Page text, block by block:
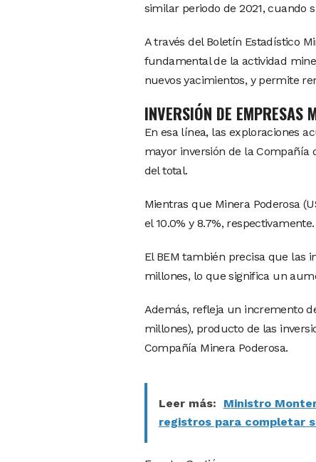
similar periodo de 2021, cuando
A través del Boletín Estadístico
fundamental de la actividad
nuevos yacimientos, y permite
INVERSIÓN DE EMPRESAS
En esa línea, las exploraciones
mayor inversión de la Compañía
del total.
Mientras que Minera Poderosa
el 10.0% y 8.7%, respectivamente.
El BEM también precisa que las
millones, lo que significa un
Además, refleja un incremento
millones), producto de las
Compañía Minera Poderosa.
Leer más:
Ministro
registros para completar